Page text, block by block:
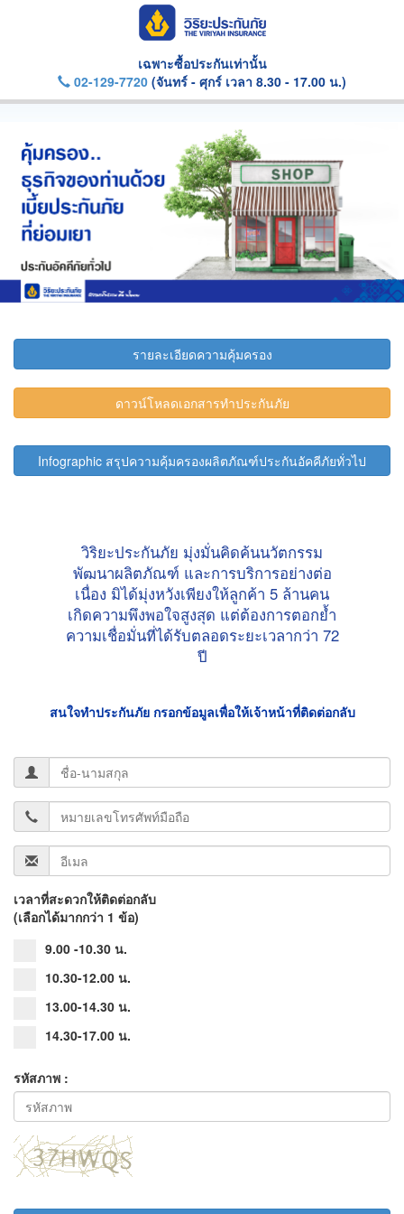
เฉพาะซื้อประกันเท่านั้น
02-129-7720 (จันทร์ - ศุกร์ เวลา 8.30 - 17.00 น.)
วิริยะประกันภัย มุ่งมั่นคิดค้นนวัตกรรม
พัฒนาผลิตภัณฑ์ และการบริการอย่างต่อ
เนื่อง มิได้มุ่งหวังเพียงให้ลูกค้า 5 ล้านคน
เกิดความพึงพอใจสูงสุด แต่ต้องการตอกย้ำ
ความเชื่อมั่นที่ได้รับตลอดระยะเวลากว่า 72
ปี
สนใจทำประกันภัย กรอกข้อมูลเพื่อให้เจ้าหน้าที่ติดต่อกลับ
เวลาที่สะดวกให้ติดต่อกลับ
(เลือกได้มากกว่า 1 ข้อ)
9.00 -10.30 น.
10.30-12.00 น.
13.00-14.30 น.
14.30-17.00 น.
รหัสภาพ :